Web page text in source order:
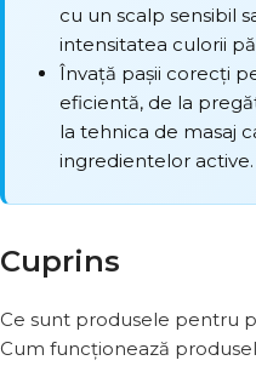
cu un scalp sensibil
intensitatea culorii
Învață pașii corecți
eficientă, de la
la tehnica de masaj
ingredientelor active.
Cuprins
Ce sunt produsele pentru
Cum funcționează